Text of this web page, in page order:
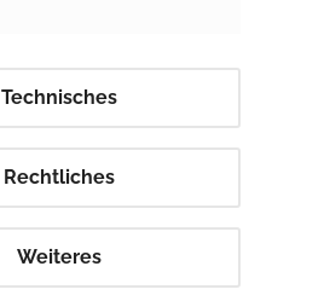
Technisches
Rechtliches
Weiteres